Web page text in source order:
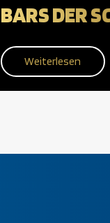
BARS DER
Weiterlesen